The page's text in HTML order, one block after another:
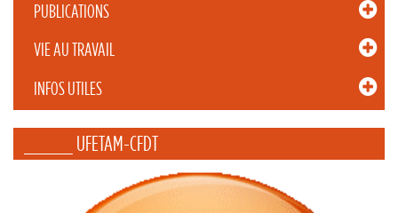
PUBLICATIONS
VIE AU TRAVAIL
INFOS UTILES
_____ UFETAM-CFDT